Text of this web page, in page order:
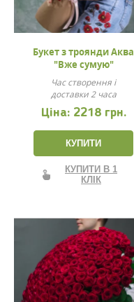
Букет з троянди Аква
"Вже сумую"
Час створення і
доставки 2 часа
Ціна: 2218 грн.
КУПИТИ
КУПИТИ В 1
КЛІК